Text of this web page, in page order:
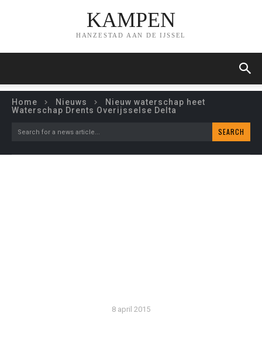
KAMPEN
HANZESTAD AAN DE IJSSEL
Home Nieuws
Nieuw waterschap heet
Waterschap Drents Overijsselse Delta
Search for a news article... SEARCH
8 april 2015